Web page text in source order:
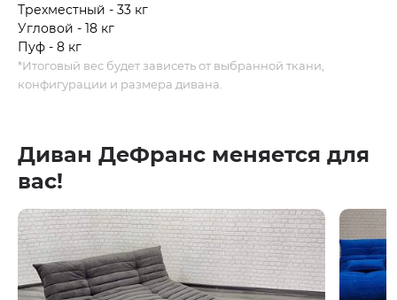
Трехместный - 33 кг
Угловой - 18 кг
Пуф - 8 кг
*Итоговый вес будет зависеть от выбранной ткани,
конфигурации и размера дивана.
Диван ДеФранс меняется для
вас!